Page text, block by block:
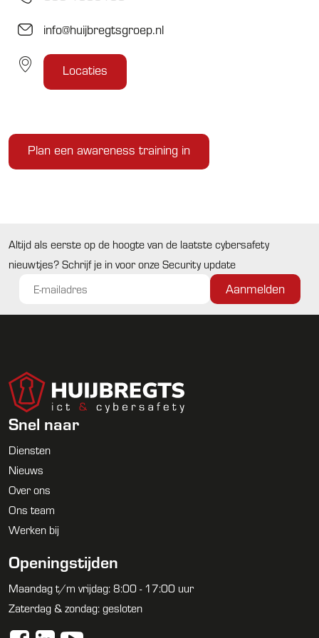
info@huijbregtsgroep.nl
Locaties
groter.
Wil jij de vaardigheden van jouw team op het gebied van
cybersafety trainen, zodat ze ook in deze situatie scherp zijn?
Plan een awareness training in
Altijd als eerste op de hoogte van de laatste cybersafety
nieuwtjes? Schrijf je in voor onze Security update
Snel naar
Diensten
Nieuws
Over ons
Ons team
Werken bij
Openingstijden
Maandag t/m vrijdag: 8:00 - 17:00 uur
Zaterdag & zondag: gesloten